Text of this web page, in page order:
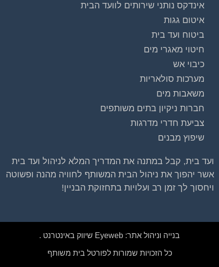
אינדקס נותני שירותים לוועד הבית
איטום גגות
ביטוח ועד בית
חיטוי מאגרי מים
כיבוי אש
מערכות סולאריות
משאבות מים
חברות ניקיון בתים משותפים
צביעת חדרי מדרגות
שיפוץ מבנים
ועד בית, קבל במתנה את המדריך המלא לניהול ועד בית
אשר יהפוך את ניהול הבית המשותף לחוויה מהנה ופשוטה
ויחסוך לך זמן רב ועלויות בתחזוקת הבניין!
בנייה וניהול אתר: Eyeweb שיווק באינטרנט .
כל הזכויות שמורות לפורטל בית משותף